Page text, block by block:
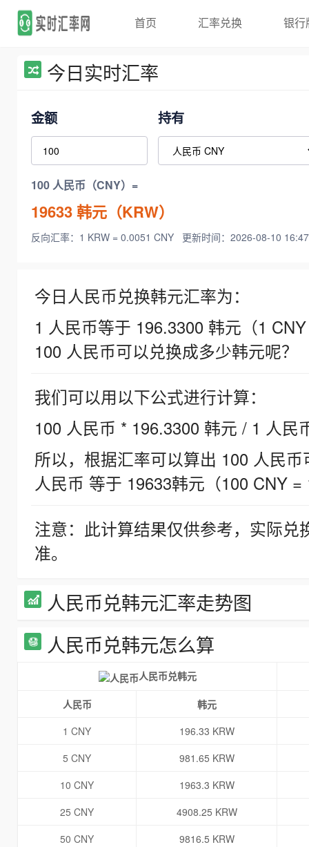
首页 汇率兑换 银行
今日实时汇率
金额 持有
100 人民币（CNY）=
19633韩元（KRW）
反向汇率：1 KRW = 0.0051 CNY 更新时间：2026-08-10
今日人民币兑换韩元汇率为：
1 人民币等于 196.3300 韩元（1
100 人民币可以兑换成多少韩元呢？
我们可以用以下公式进行计算：
100 人民币 * 196.3300 韩元 / 1 人民
所以，根据汇率可以算出 100 人民
人民币 等于 19633韩元（100 CNY =
注意：此计算结果仅供参考，实际
准。
人民币兑韩元汇率走势图
人民币兑韩元怎么算
人民币兑韩元
人民币
韩元
1 CNY
196.33 KRW
5 CNY
981.65 KRW
10 CNY
1963.3 KRW
25 CNY
4908.25 KRW
50 CNY
9816.5 KRW